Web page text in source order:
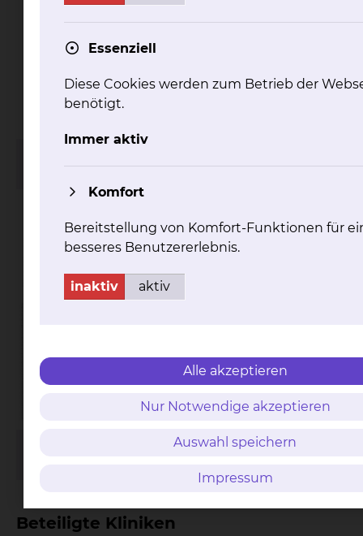
Beteiligte Kliniken
Essenziell
Diese Cookies werden zum Betrieb der
benötigt.
Immer aktiv
Komfort
Bereitstellung von Komfort-Funktionen für
besseres Benutzererlebnis.
inaktiv aktiv
Alle akzeptieren
Nur Notwendige akzeptieren
Auswahl speichern
Impressum